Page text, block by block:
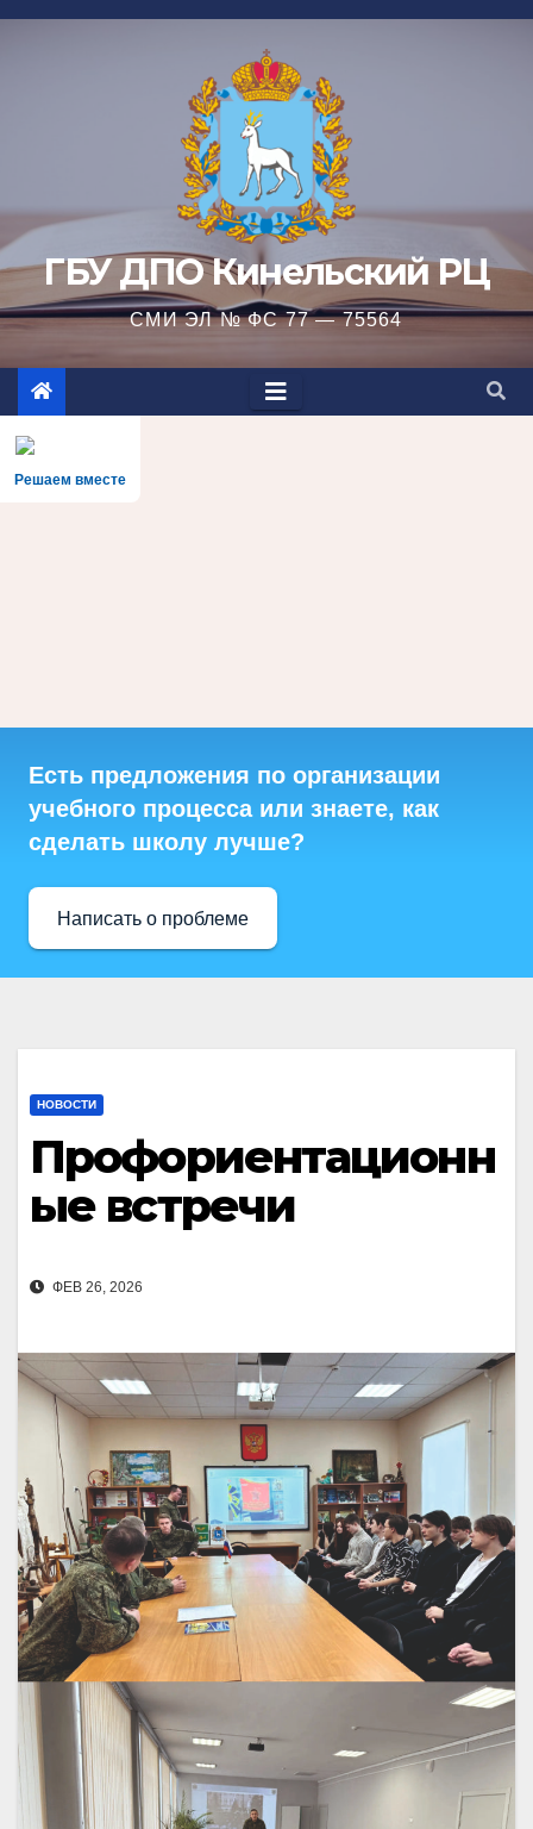
Перейти
ГБУ ДПО Кинельский РЦ
СМИ ЭЛ № ФС 77 — 75564
Решаем вместе
Есть предложения по организации
учебного процесса или знаете, как
сделать школу лучше?
Написать о проблеме
НОВОСТИ
Профориентационн
ые встречи
ФЕВ 26, 2026